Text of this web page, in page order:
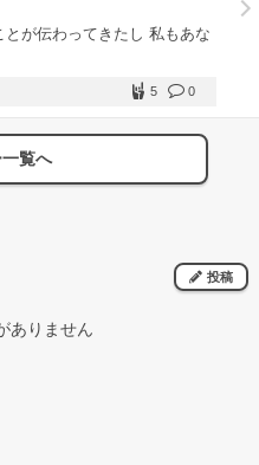
が伝わってきたし 私もあな
0
5
覧へ
投稿
ありません